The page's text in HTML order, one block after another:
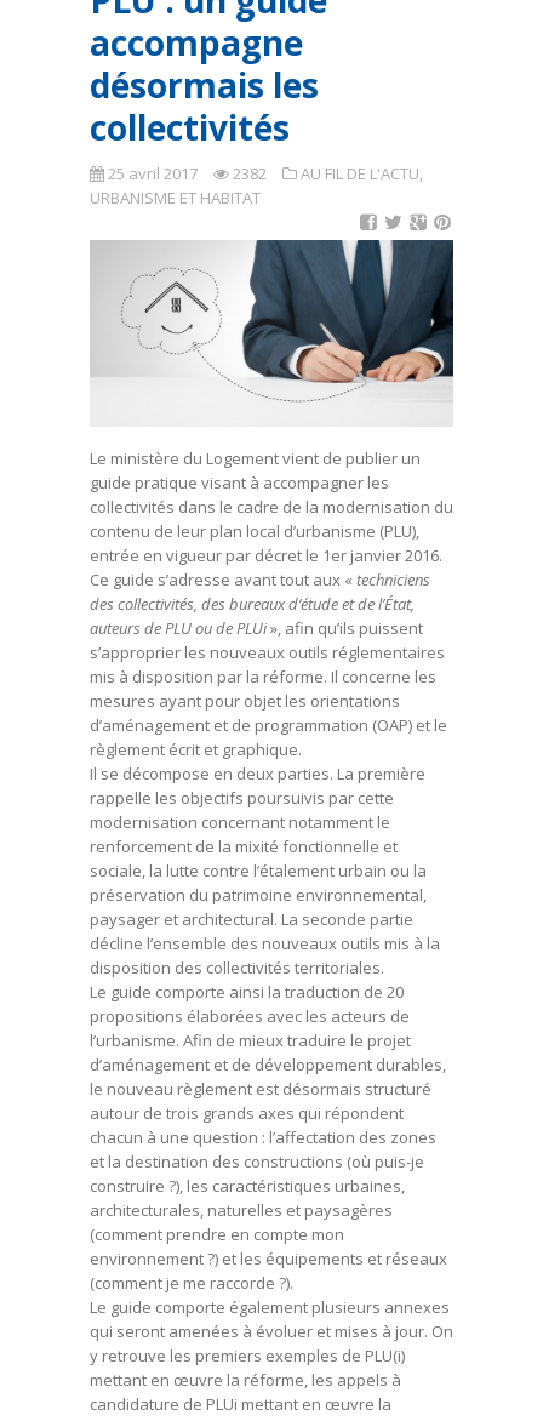
accompagne
désormais les
collectivités
25 avril 2017 2382 AU FIL DE L'ACTU,
URBANISME ET HABITAT
Le ministère du Logement vient de publier un
guide pratique visant à accompagner les
collectivités dans le cadre de la modernisation du
contenu de leur plan local d’urbanisme (PLU),
entrée en vigueur par décret le 1er janvier 2016.
Ce guide s’adresse avant tout aux « techniciens
des collectivités, des bureaux d’étude et de l’État,
auteurs de PLU ou de PLUi», afin qu’ils puissent
s’approprier les nouveaux outils réglementaires
mis à disposition par la réforme. Il concerne les
mesures ayant pour objet les orientations
d’aménagement et de programmation (OAP) et le
règlement écrit et graphique.
Il se décompose en deux parties. La première
rappelle les objectifs poursuivis par cette
modernisation concernant notamment le
renforcement de la mixité fonctionnelle et
sociale, la lutte contre l’étalement urbain ou la
préservation du patrimoine environnemental,
paysager et architectural. La seconde partie
décline l’ensemble des nouveaux outils mis à la
disposition des collectivités territoriales.
Le guide comporte ainsi la traduction de 20
propositions élaborées avec les acteurs de
l’urbanisme. Afin de mieux traduire le projet
d’aménagement et de développement durables,
le nouveau règlement est désormais structuré
autour de trois grands axes qui répondent
chacun à une question : l’affectation des zones
et la destination des constructions (où puis-je
construire ?), les caractéristiques urbaines,
architecturales, naturelles et paysagères
(comment prendre en compte mon
environnement ?) et les équipements et réseaux
(comment je me raccorde ?).
Le guide comporte également plusieurs annexes
qui seront amenées à évoluer et mises à jour. On
y retrouve les premiers exemples de PLU(i)
mettant en œuvre la réforme, les appels à
candidature de PLUi mettant en œuvre la